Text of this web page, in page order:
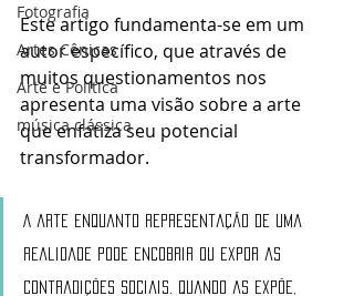
Fotografia
Artes Cênicas
Arte e Política
música clássica
Este artigo fundamenta-se em um
autor específico, que através de
muitos questionamentos nos
apresenta uma visão sobre a arte
que enfatiza seu potencial
transformador.
A arte enquanto representação de uma
realidade pode encobrir ou expor as
contradições sociais. Quando as expõe,